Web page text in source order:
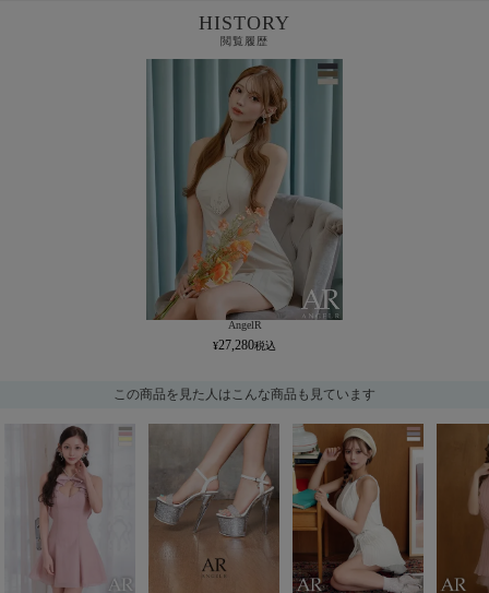
HISTORY
閲覧履歴
AngelR
27,280
この商品を見た人はこんな商品も見ています